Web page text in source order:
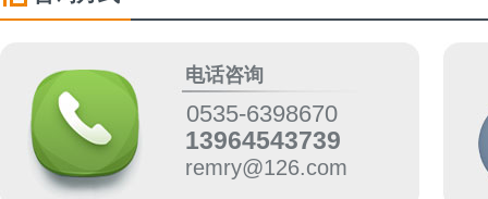
电话咨询
0535-6398670
13964543739
remry@126.com